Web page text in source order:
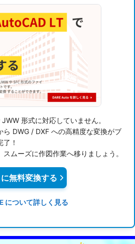
形式に対応していません。
ら DWG / DXF への高精度な変換がブ
！
ムーズに作図作業へ移りましょう。
無料変換する
について詳しく見る